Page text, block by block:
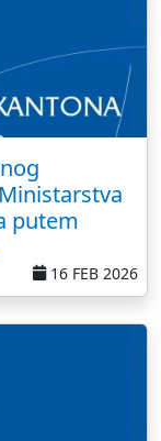
putem
16 FEB 2026